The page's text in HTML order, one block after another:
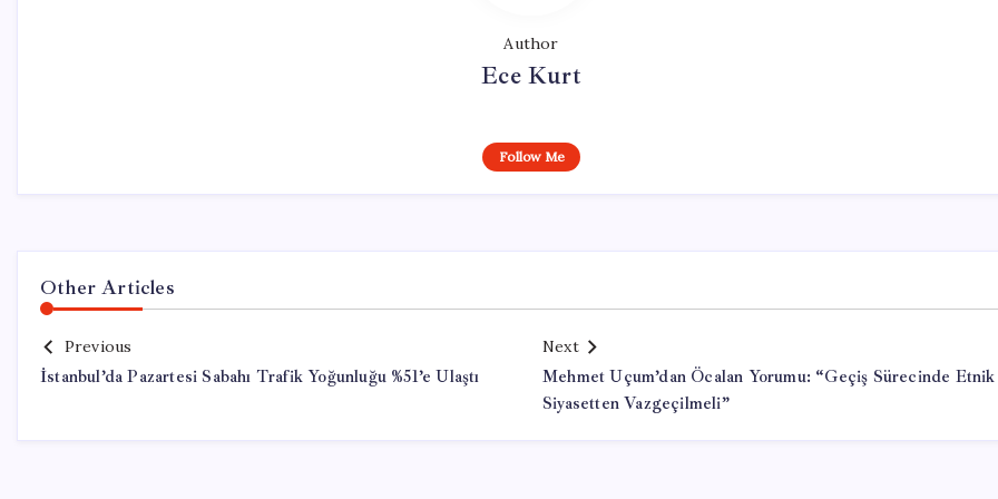
Author
Ece Kurt
Follow Me
Other Articles
Previous
İstanbul’da Pazartesi Sabahı Trafik Yoğunluğu %51’e Ulaştı
Next
Mehmet Uçum’dan Öcalan Yorumu: “Geçiş Sürecinde Etnik
Siyasetten Vazgeçilmeli”